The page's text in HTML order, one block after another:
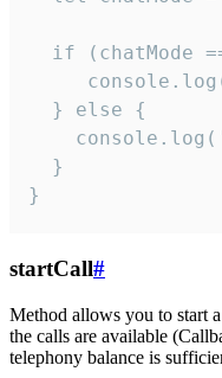
if (chatMode
  } else {
  }
}
startCall#
Method allows you to start
the calls are available
telephony balance is